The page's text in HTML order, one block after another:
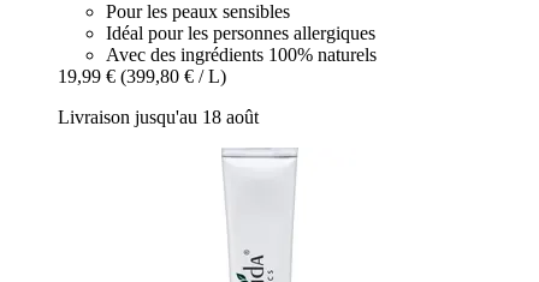
Pour les peaux sensibles
Idéal pour les personnes allergiques
Avec des ingrédients 100% naturels
19,99 € (399,80 € / L)
Livraison jusqu'au 18 août